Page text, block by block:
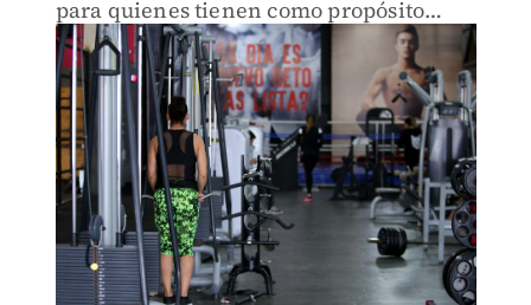
para quienes tienen como propósito
comenzar a ejercitarse.